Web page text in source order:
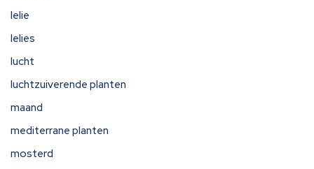
lelie
lelies
lucht
luchtzuiverende planten
maand
mediterrane planten
mosterd